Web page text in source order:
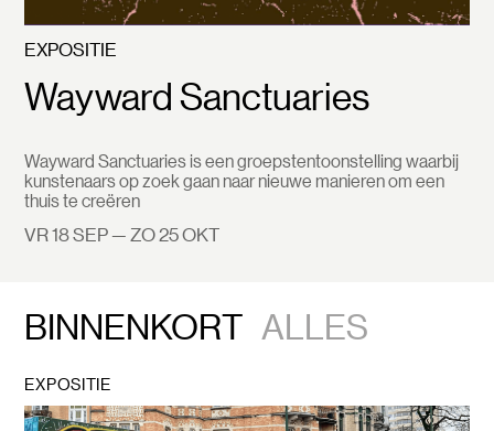
EXPOSITIE
Wayward Sanctuaries
Wayward Sanctuaries is een groepstentoonstelling waarbij
kunstenaars op zoek gaan naar nieuwe manieren om een
thuis te creëren
VR 18 SEP — ZO 25 OKT
BINNENKORT ALLES
EXPOSITIE